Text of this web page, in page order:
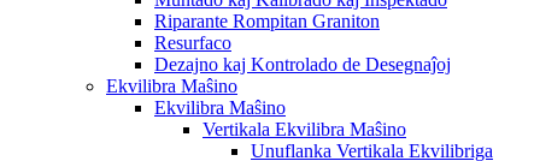
Riparante Rompitan Graniton
Resurfaco
Dezajno kaj Kontrolado de Desegnaĵoj
Ekvilibra Maŝino
Ekvilibra Maŝino
Vertikala Ekvilibra Maŝino
Unuflanka Vertikala Ekvilibriga